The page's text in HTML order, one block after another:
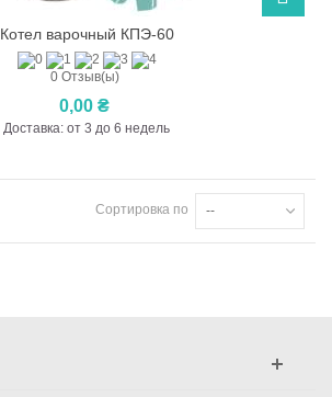
Котел варочный КПЭ-60
0 Отзыв(ы)
0,00 ₴
Доставка: от 3 до 6 недель
Сортировка по --